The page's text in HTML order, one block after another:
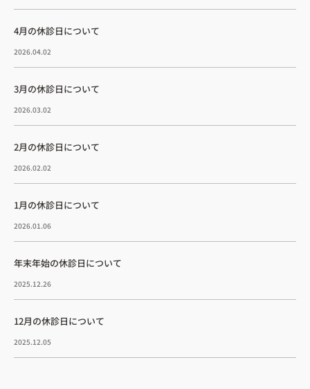
4月の休診日について
2026.04.02
3月の休診日について
2026.03.02
2月の休診日について
2026.02.02
1月の休診日について
2026.01.06
年末年始の休診日について
2025.12.26
12月の休診日について
2025.12.05